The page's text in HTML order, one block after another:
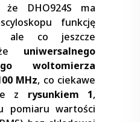
że DHO924S ma
funkcję
ale co jeszcze
uniwersalnego
woltomierza
MHz, co ciekawe
z rysunkiem 1,
pomiaru wartości